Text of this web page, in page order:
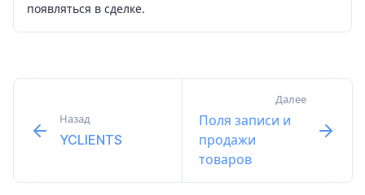
появляться в сделке.
Назад
YCLIENTS
Далее
Поля записи и
продажи
товаров